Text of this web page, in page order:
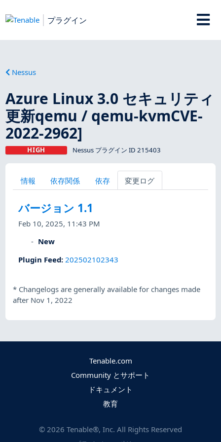
プラグイン
Nessus
Azure Linux 3.0 セキュリティ
更新qemu / qemu-kvmCVE-
2022-2962]
HIGH Nessus プラグイン ID 215403
情報 依存関係 依存 変更ログ
バージョン 1.1
Feb 10, 2025, 11:43 PM
New
Plugin Feed: 202502102343
* Changelogs are generally available for changes made
after Nov 1, 2022
Tenable.com
Community とサポート
ドキュメント
教育
© 2026 Tenable®, Inc. All Rights Reserved